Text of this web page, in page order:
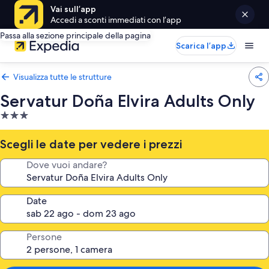
Vai sull’app
Accedi a sconti immediati con l’app
Passa alla sezione principale della pagina
Scarica l’app
Visualizza tutte le strutture
Servatur Doña Elvira Adults Only
Struttura
a
3.0
stelle
Scegli le date per vedere i prezzi
Dove vuoi andare?
Date
Persone